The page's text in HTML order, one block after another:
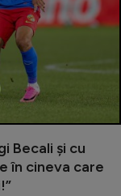
Becali și cu
în cineva care